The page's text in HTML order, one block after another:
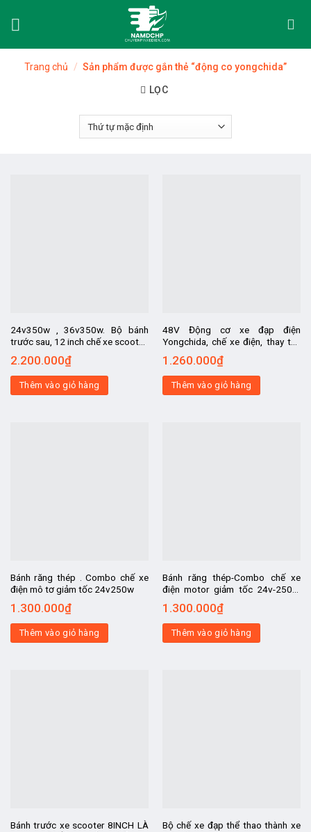
Trang chủ / Sản phẩm được gắn thẻ “động co yongchida”
LỌC
24v350w , 36v350w. Bộ bánh
trước sau, 12 inch chế xe scooter,
bánh trước chạy tự do, bánh sau
liền mô tơ
2.200.000₫
Thêm vào giỏ hàng
48V Động cơ xe đạp điện
Yongchida, chế xe điện, thay thế
cho xe đạp điện, chuyển xe đạp
thành xe điện
1.260.000₫
Thêm vào giỏ hàng
Bánh răng thép . Combo chế xe
điện mô tơ giảm tốc 24v250w
1.300.000₫
Thêm vào giỏ hàng
Bánh răng thép-Combo chế xe
điện motor giảm tốc 24v-250w,
bánh răng hay còn gọi là nhông
bằng THÉP
1.300.000₫
Thêm vào giỏ hàng
Bánh trước xe scooter 8INCH LÀ
Bộ chế xe đạp thể thao thành xe